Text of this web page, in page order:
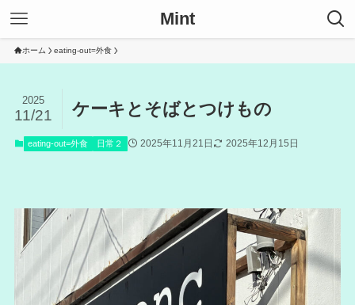
Mint
ホーム eating-out=外食
ケーキとそばとつけもの
2025
11/21
eating-out=外食 日常２ 2025年11月21日 2025年12月15日